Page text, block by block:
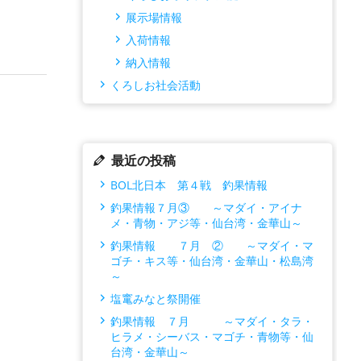
展示場情報
入荷情報
納入情報
くろしお社会活動
最近の投稿
BOL北日本 第４戦 釣果情報
釣果情報７月③ ～マダイ・アイナ
メ・青物・アジ等・仙台湾・金華山～
釣果情報 ７月 ② ～マダイ・マ
ゴチ・キス等・仙台湾・金華山・松島湾
～
塩竃みなと祭開催
釣果情報 ７月 ～マダイ・タラ・
ヒラメ・シーバス・マゴチ・青物等・仙
台湾・金華山～